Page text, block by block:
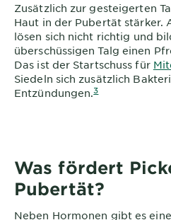
Zusätzlich zur gesteigerten
Haut in der Pubertät stärker.
lösen sich nicht richtig und
überschüssigen Talg einen
Das ist der Startschuss für
Siedeln sich zusätzlich
Entzündungen.3
Was fördert
Pubertät?
Neben Hormonen gibt es